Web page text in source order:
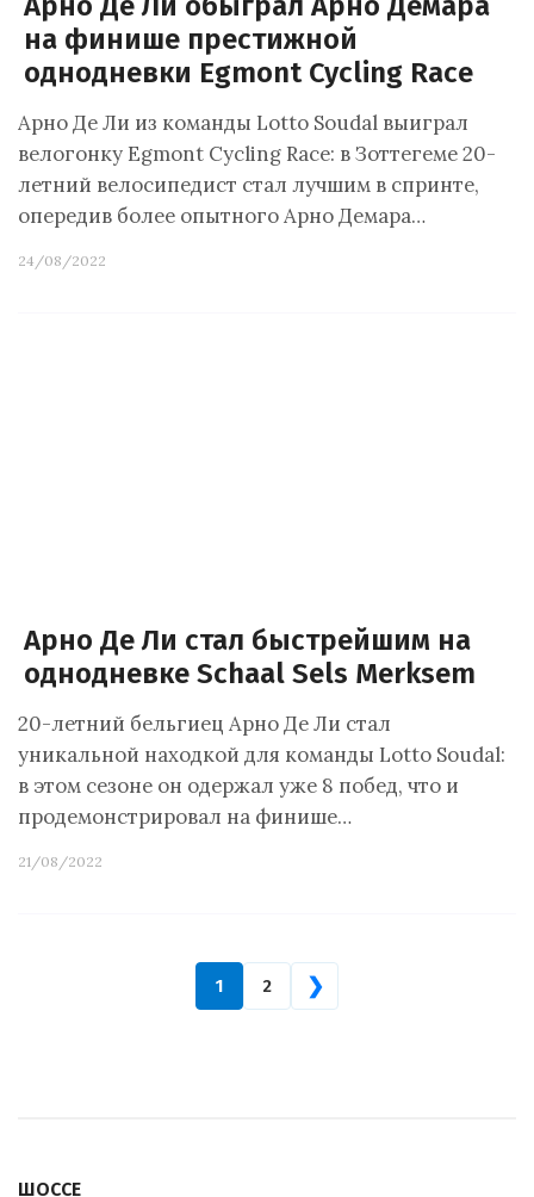
на финише престижной
однодневки Egmont Cycling Race
Арно Де Ли из команды Lotto Soudal выиграл
велогонку Egmont Cycling Race: в Зоттегеме 20-
летний велосипедист стал лучшим в спринте,
опередив более опытного Арно Демара…
24/08/2022
Арно Де Ли стал быстрейшим на
однодневке Schaal Sels Merksem
20-летний бельгиец Арно Де Ли стал
уникальной находкой для команды Lotto Soudal:
в этом сезоне он одержал уже 8 побед, что и
продемонстрировал на финише…
21/08/2022
1 2 ❯
ШОССЕ